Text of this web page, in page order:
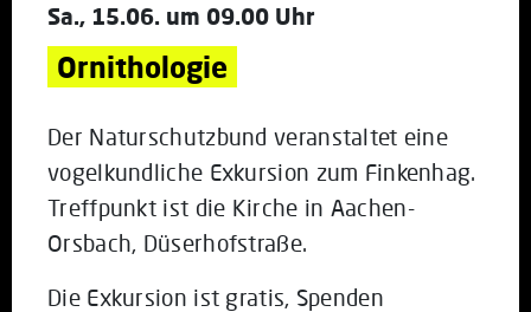
Sa., 15.06. um 09.00 Uhr
Ornithologie
Der Naturschutzbund veranstaltet eine
vogelkundliche Exkursion zum Finkenhag.
Treffpunkt ist die Kirche in Aachen-
Orsbach, Düserhofstraße.
Die Exkursion ist gratis, Spenden